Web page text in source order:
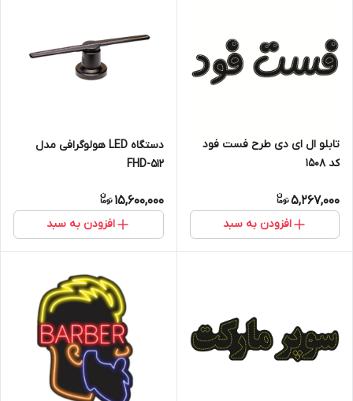
تابلو ال ای دی طرح فست فود
کد ۱۵۰۸
5,267,000
افزودن به سبد
دستگاه LED هولوگرافی مدل
FHD-512
15,600,000
افزودن به سبد